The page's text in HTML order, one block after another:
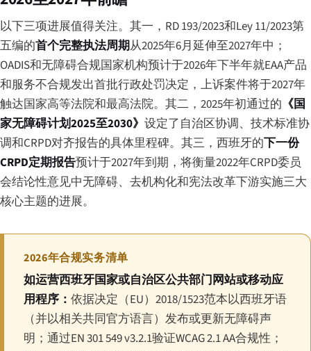
以下三项进展值得关注。其一，RD 193/2023和Ley 11/2023第
五编的首个完整执法周期从2025年6月延伸至2027年中；
OADIS和无障碍合规国家机构预计于2026年下半年就EAA产品
和服务不合规发出首批行政处罚决定，上诉案件将于2027年
触达国家高等法院和最高法院。其二，2025年初通过的 《国
家无障碍计划2025至2030》 设定了自治区协调、技术标准协
调和CRPD对齐报告的具体里程碑。其三，西班牙的下一份
CRPD定期报告预计于2027年到期，将衡量2022年CRPD委员
会结论性意见中无障碍、去机构化和宪法改革下游实施三大
核心主题的进展。
2026年合规实务清单
如运营西班牙国家或自治区公共部门网站或移动应
用程序： 依据决定（EU）2018/1523范本以西班牙语
（并以相关共同官方语言）发布或更新无障碍声
明；通过EN 301 549 v3.2.1验证WCAG 2.1 AA合规性；